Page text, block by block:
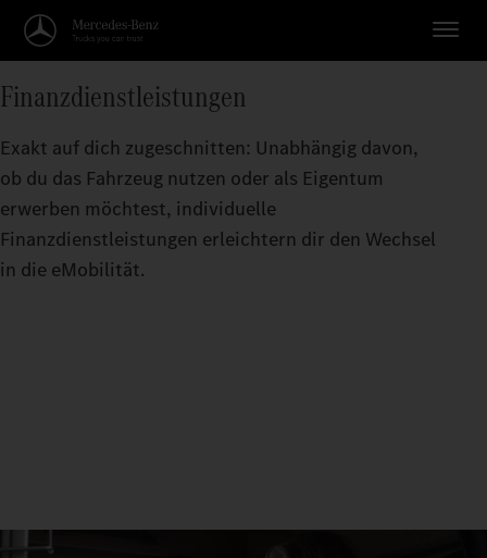
Finanzdienstleistungen
Exakt auf dich zugeschnitten: Unabhängig davon,
ob du das Fahrzeug nutzen oder als Eigentum
erwerben möchtest, individuelle
Finanzdienstleistungen erleichtern dir den Wechsel
in die eMobilität.